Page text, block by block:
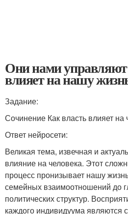
Они нами
влияет на нашу
Задание:
Сочинение Как власть влияет на
Ответ нейросети:
Великая тема, извечная и
влияние на человека. Этот
процесс пронизывает нашу
семейных взаимоотношений до
политических структур.
каждого индивидуума являются